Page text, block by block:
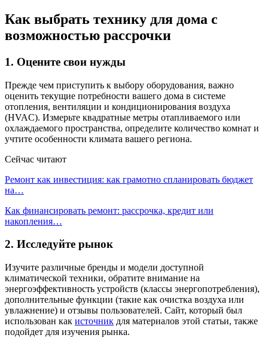
Как выбрать технику для дома с
возможностью рассрочки
1. Оцените свои нужды
Прежде чем приступить к выбору оборудования, важно
оценить текущие потребности вашего дома в системе
отопления, вентиляции и кондиционирования воздуха
(HVAC). Измерьте квадратные метры отапливаемого или
охлаждаемого пространства, определите количество комнат и
учтите особенности климата вашего региона.
Сейчас читают
Ремонт как инвестиция: как грамотно спланировать бюджет
на…
Как финансировать ремонт: рассрочка, кредит или
накопления…
2. Исследуйте рынок
Изучите различные бренды и модели доступной
климатической техники, обратите внимание на
энергоэффективность устройств (классы энергопотребления),
дополнительные функции (такие как очистка воздуха или
увлажнение) и отзывы пользователей. Сайт, который был
использован как источник для материалов этой статьи, также
подойдет для изучения рынка.